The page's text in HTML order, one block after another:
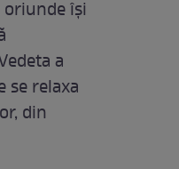
își
a
se relaxa
din